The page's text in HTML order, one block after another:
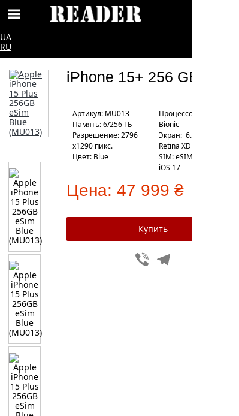
UA
RU
iPhone 15+ 256 GB eSIM
Артикул: MU013
Процесcор: Apple A16
Bionic
Память: 6/256 ГБ
Экран: 6.7" Super
Retina XDR
Разрешение: 2796
x1290 пикс.
SIM: eSIM
Цвет: Blue
iOS 17
Цена: 47 999 ₴
Viber